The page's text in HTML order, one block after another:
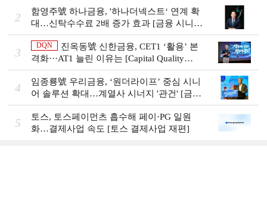
2
함영주號 하나금융, '하나더넥스트‘ 연계 확
대…신탁수수료 2배 증가 효과 [금융 시니어
비즈니스 돋보기]
3
DQN
진옥동號 신한금융, CET1 ‘활용’ 본
격화···AT1 늘린 이유는 [Capital Quality
Review]
4
임종룡號 우리금융, ‘원더라이프’ 중심 시니
어 솔루션 확대…계열사 시너지 '관건' [금융
시니어 비즈니스 돋보기]
5
토스, 토스페이먼츠 흡수해 페이·PG 일원
화…결제사업 속도 [토스 결제사업 재편]